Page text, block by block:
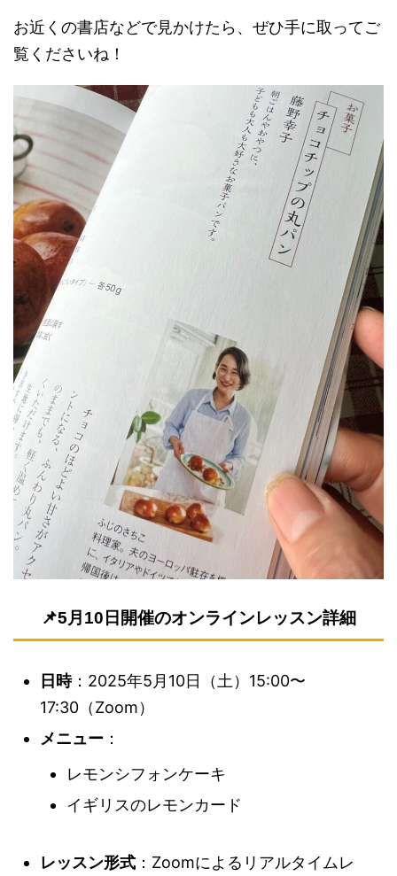
お近くの書店などで見かけたら、ぜひ手に取ってご
覧くださいね！
📌5月10日開催のオンラインレッスン詳細
日時：2025年5月10日（土）15:00〜
17:30（Zoom）
メニュー ：
レモンシフォンケーキ
イギリスのレモンカード
レッスン形式 ：Zoomによるリアルタイムレ